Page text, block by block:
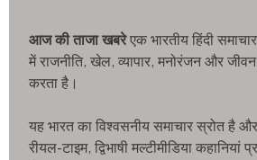
आज की ताजा खबरेएक भारतीय हिंदी
में राजनीति, खेल, व्यापार, मनोरंजन और
करता है।
यह भारत का विश्वसनीय समाचार स्रोत है
रीयल-टाइम, द्विभाषी मल्टीमीडिया